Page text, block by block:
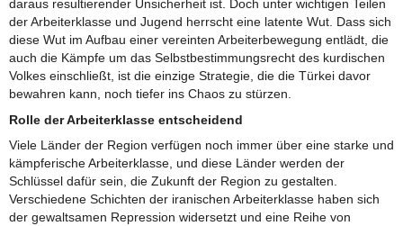
daraus resultierender Unsicherheit ist. Doch unter wichtigen Teilen
der Arbeiterklasse und Jugend herrscht eine latente Wut. Dass sich
diese Wut im Aufbau einer vereinten Arbeiterbewegung entlädt, die
auch die Kämpfe um das Selbstbestimmungsrecht des kurdischen
Volkes einschließt, ist die einzige Strategie, die die Türkei davor
bewahren kann, noch tiefer ins Chaos zu stürzen.
Rolle der Arbeiterklasse entscheidend
Viele Länder der Region verfügen noch immer über eine starke und
kämpferische Arbeiterklasse, und diese Länder werden der
Schlüssel dafür sein, die Zukunft der Region zu gestalten.
Verschiedene Schichten der iranischen Arbeiterklasse haben sich
der gewaltsamen Repression widersetzt und eine Reihe von